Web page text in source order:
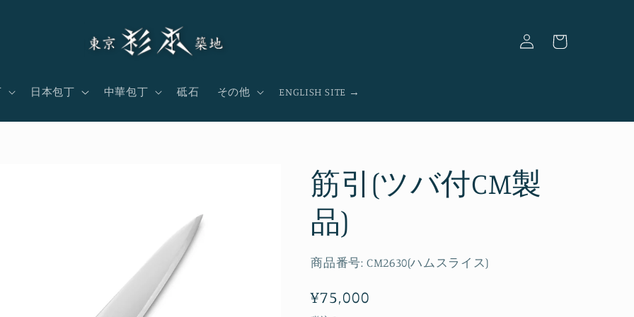
日本包丁 中華包丁 砥石 その他 ENGLISH SITE →
グ
イ
ー
筋引(ツバ付CM製
品)
商品番号:CM2630(ハムスライス)
通
¥75,000